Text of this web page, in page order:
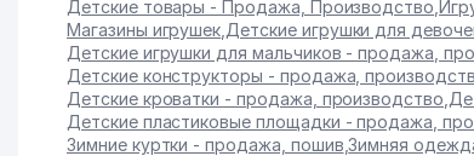
Детские товары - Продажа, Производство ,
Магазины игрушек Детские игрушки для
Детские игрушки для мальчиков - продажа,
Детские конструкторы - продажа,
Детские кроватки - продажа, производство
Детские пластиковые площадки - продажа,
Зимние куртки - продажа, пошив ,Зимняя